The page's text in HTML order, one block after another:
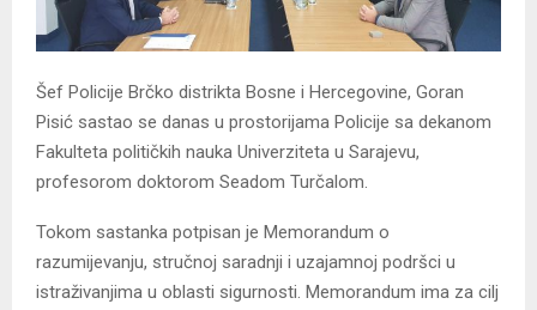
Šef Policije Brčko distrikta Bosne i Hercegovine, Goran
Pisić sastao se danas u prostorijama Policije sa dekanom
Fakulteta političkih nauka Univerziteta u Sarajevu,
profesorom doktorom Seadom Turčalom.
Tokom sastanka potpisan je Memorandum o
razumijevanju, stručnoj saradnji i uzajamnoj podršci u
istraživanjima u oblasti sigurnosti. Memorandum ima za cilj